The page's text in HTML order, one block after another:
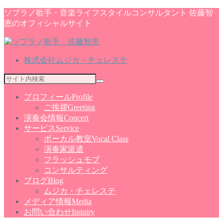
ソプラノ歌手・音楽ライフスタイルコンサルタント 佐藤智
恵のオフィシャルサイト
株式会社ムジカ・チェレステ
プロフィールProfile
ご挨拶Greeting
演奏会情報Concert
サービス Service
ボーカル教室Vocal Class
演奏家派遣
フラッシュモブ
コンサルティング
ブログBlog
ムジカ・チェレステ
メディア情報Media
お問い合わせInquiry